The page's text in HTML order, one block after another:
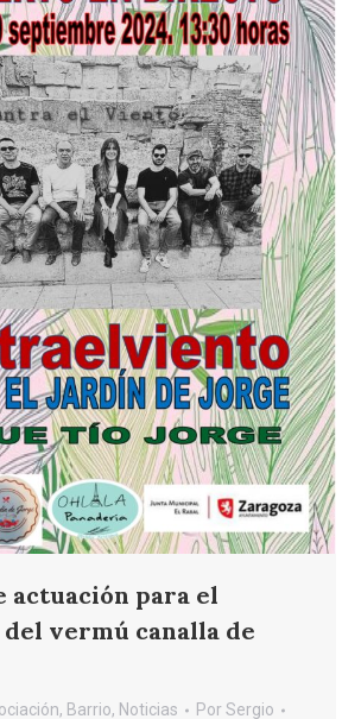
actuación para el
vermú canalla de
, Barrio, Noticias PorSergio